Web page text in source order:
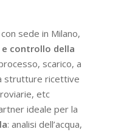
sede in Milano,
controllo della
scarico, a
strutture ricettive
etc
ideale per la
: analisi dell’acqua,